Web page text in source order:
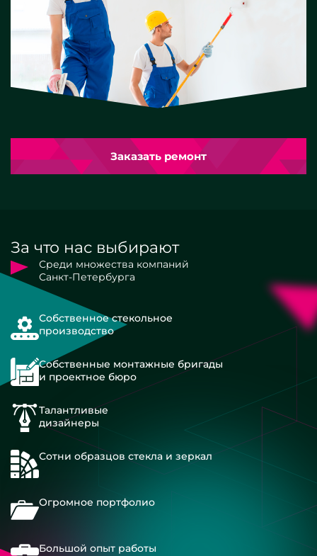
Заказать ремонт
За что нас выбирают
Среди множества компаний
Санкт-Петербурга
Собственное стекольное
производство
Собственные монтажные бригады
и проектное бюро
Талантливые
дизайнеры
Сотни образцов стекла и зеркал
Огромное портфолио
Большой опыт работы